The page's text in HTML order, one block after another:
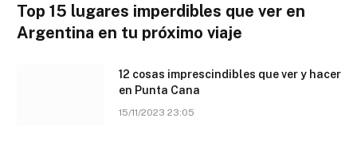
Top 15 lugares imperdibles que ver en
Argentina en tu próximo viaje
12 cosas imprescindibles que ver y hacer
en Punta Cana
15/11/2023 23:05